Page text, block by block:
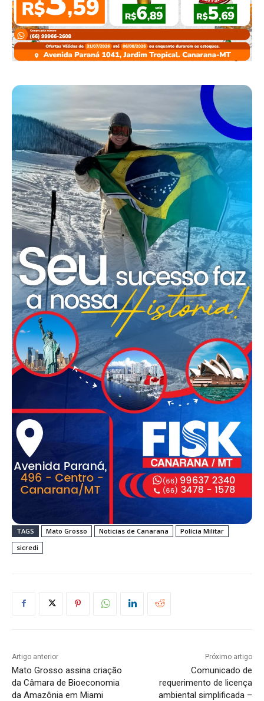
TAGS Mato Grosso Noticias de Canarana
Polícia Militar
sicredi
Artigo anterior
Mato Grosso assina criação
da Câmara de Bioeconomia
da Amazônia em Miami
Próximo artigo
Comunicado de
requerimento de licença
ambiental simplificada –